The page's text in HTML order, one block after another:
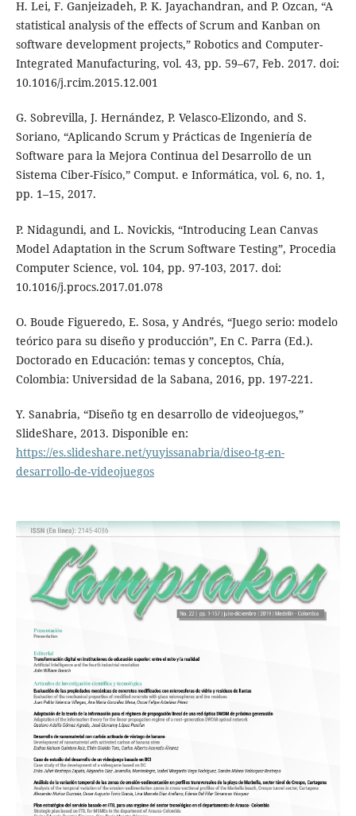
H. Lei, F. Ganjeizadeh, P. K. Jayachandran, and P. Ozcan, “A
statistical analysis of the effects of Scrum and Kanban on
software development projects,” Robotics and Computer-
Integrated Manufacturing, vol. 43, pp. 59–67, Feb. 2017. doi:
10.1016/j.rcim.2015.12.001
G. Sobrevilla, J. Hernández, P. Velasco-Elizondo, and S.
Soriano, “Aplicando Scrum y Prácticas de Ingeniería de
Software para la Mejora Continua del Desarrollo de un
Sistema Ciber-Físico,” Comput. e Informática, vol. 6, no. 1,
pp. 1–15, 2017.
P. Nidagundi, and L. Novickis, “Introducing Lean Canvas
Model Adaptation in the Scrum Software Testing”, Procedia
Computer Science, vol. 104, pp. 97-103, 2017. doi:
10.1016/j.procs.2017.01.078
O. Boude Figueredo, E. Sosa, y Andrés, “Juego serio: modelo
teórico para su diseño y producción”, En C. Parra (Ed.).
Doctorado en Educación: temas y conceptos, Chía,
Colombia: Universidad de la Sabana, 2016, pp. 197-221.
Y. Sanabria, “Diseño tg en desarrollo de videojuegos,”
SlideShare, 2013. Disponible en:
https://es.slideshare.net/yuyissanabria/diseo-tg-en-
desarrollo-de-videojuegos